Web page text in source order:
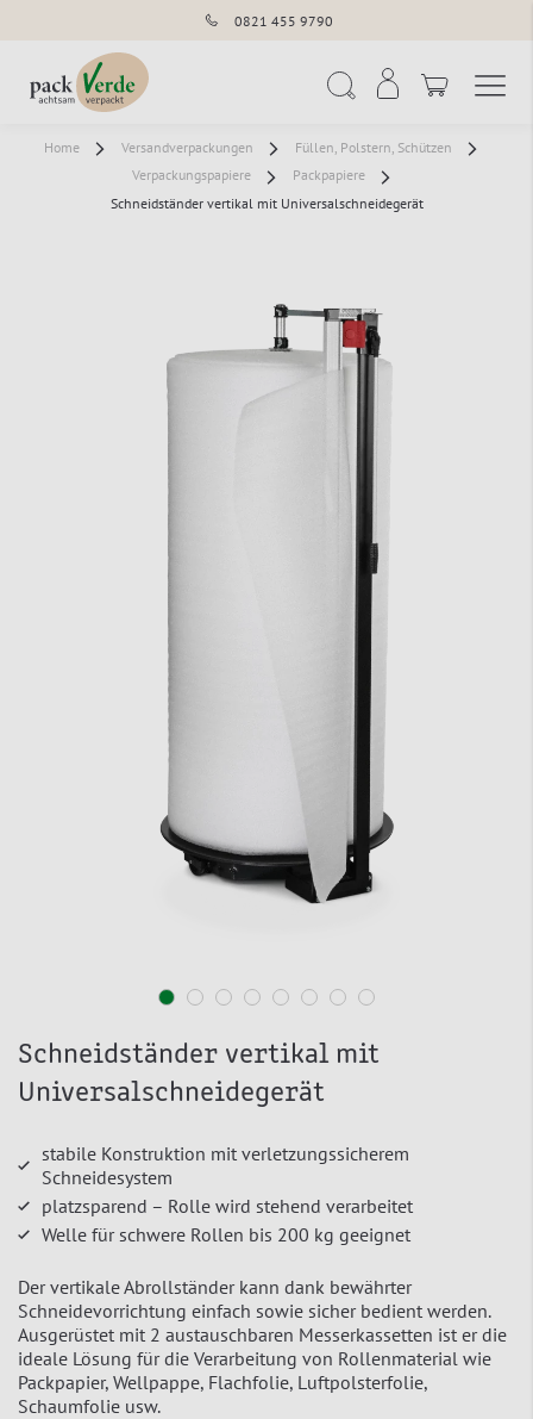
0821 455 9790
Home Versandverpackungen
Füllen, Polstern, Schützen
Verpackungspapiere
Packpapiere
Schneidständer vertikal mit Universalschneidegerät
Schneidständer vertikal mit
Universalschneidegerät
stabile Konstruktion mit verletzungssicherem
Schneidesystem
platzsparend – Rolle wird stehend verarbeitet
Welle für schwere Rollen bis 200 kg geeignet
Der vertikale Abrollständer kann dank bewährter
Schneidevorrichtung einfach sowie sicher bedient werden.
Ausgerüstet mit 2 austauschbaren Messerkassetten ist er die
ideale Lösung für die Verarbeitung von Rollenmaterial wie
Packpapier, Wellpappe, Flachfolie, Luftpolsterfolie,
Schaumfolie usw.